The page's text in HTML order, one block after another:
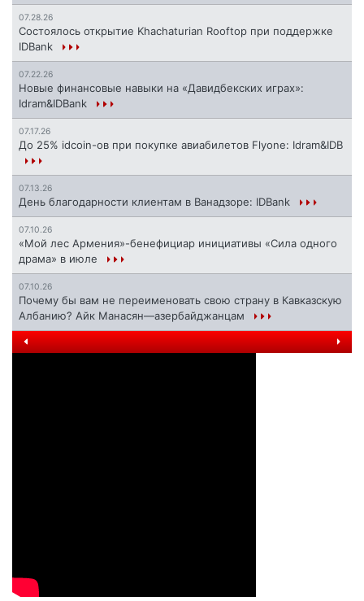
07.28.26
Состоялось открытие Khachaturian Rooftop при поддержке
IDBank
07.22.26
Новые финансовые навыки на «Давидбекских играх»:
Idram&IDBank
07.17.26
До 25% idcoin-ов при покупке авиабилетов Flyone: Idram&IDB
07.13.26
День благодарности клиентам в Ванадзоре: IDBank
07.10.26
«Мой лес Армения»-бенефициар инициативы «Сила одного
драма» в июле
07.10.26
Почему бы вам не переименовать свою страну в Кавказскую
Албанию? Айк Манасян—азербайджанцам